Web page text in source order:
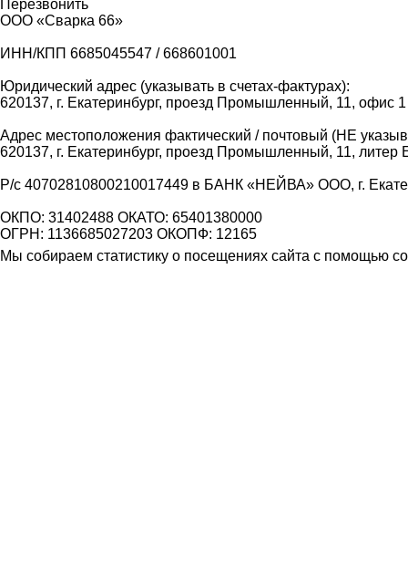
Перезвонить
ООО «Сварка 66»
ИНН/КПП 6685045547 / 668601001
Юридический адрес (указывать в счетах-фактурах):
620137, г. Екатеринбург, проезд Промышленный, 11, офис 1
Адрес местоположения фактический / почтовый (НЕ
620137, г. Екатеринбург, проезд Промышленный, 11, литер
Р/с 40702810800210017449 в БАНК «НЕЙВА» ООО, г.
ОКПО: 31402488 ОКАТО: 65401380000
ОГРН: 1136685027203 ОКОПФ: 12165
Мы собираем статистику о посещениях сайта с помощью